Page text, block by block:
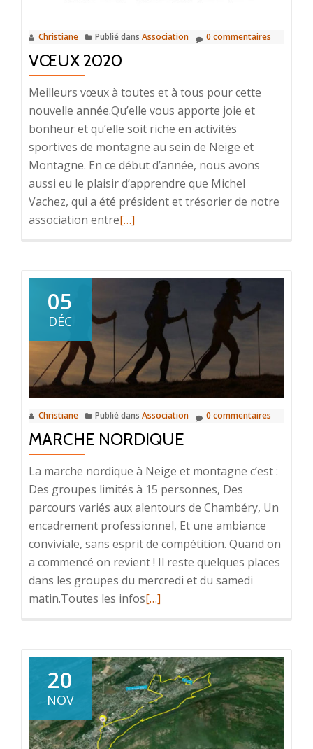
Christiane Publié dans Association 0 commentaires
VŒUX 2020
Meilleurs vœux à toutes et à tous pour cette
nouvelle année.Qu’elle vous apporte joie et
bonheur et qu’elle soit riche en activités
sportives de montagne au sein de Neige et
Montagne. En ce début d’année, nous avons
aussi eu le plaisir d’apprendre que Michel
Vachez, qui a été président et trésorier de notre
association entreEn
[…]
05
DÉC
Christiane Publié dans Association 0 commentaires
MARCHE NORDIQUE
La marche nordique à Neige et montagne c’est :
Des groupes limités à 15 personnes, Des
parcours variés aux alentours de Chambéry, Un
encadrement professionnel, Et une ambiance
conviviale, sans esprit de compétition. Quand on
a commencé on revient ! Il reste quelques places
dans les groupes du mercredi et du samedi
matin.Toutes les infosEn
nordique
[…]
20
NOV